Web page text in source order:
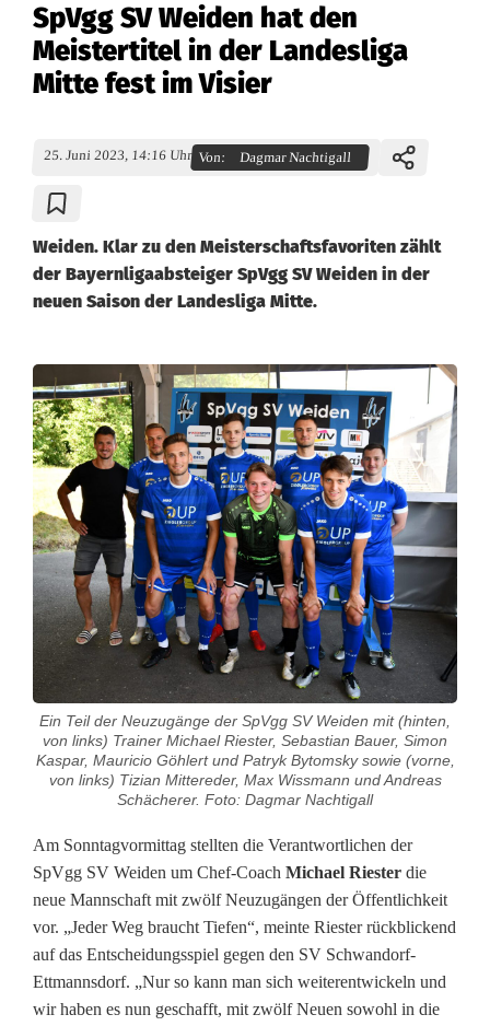
SpVgg SV Weiden hat den
Meistertitel in der Landesliga
Mitte fest im Visier
25. Juni 2023, 14:16 Uhr Von: Dagmar Nachtigall
Weiden. Klar zu den Meisterschaftsfavoriten zählt
der Bayernligaabsteiger SpVgg SV Weiden in der
neuen Saison der Landesliga Mitte.
S
p
V
g
g
S
V
W
e
i
e
n
h
a
t
Ein Teil der Neuzugänge der SpVgg SV Weiden mit (hinten,
von links) Trainer Michael Riester, Sebastian Bauer, Simon
Kaspar, Mauricio Göhlert und Patryk Bytomsky sowie (vorne,
von links) Tizian Mittereder, Max Wissmann und Andreas
Schächerer. Foto: Dagmar Nachtigall
Am Sonntagvormittag stellten die Verantwortlichen der
SpVgg SV Weiden um Chef-Coach Michael Riester die
neue Mannschaft mit zwölf Neuzugängen der Öffentlichkeit
vor. „Jeder Weg braucht Tiefen“, meinte Riester rückblickend
auf das Entscheidungsspiel gegen den SV Schwandorf-
Ettmannsdorf. „Nur so kann man sich weiterentwickeln und
wir haben es nun geschafft, mit zwölf Neuen sowohl in die